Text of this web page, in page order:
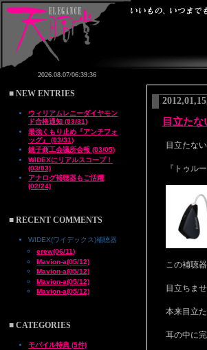
■ NEW ENTRIES
ウィリアムレニーダイヤモン
ド合格通知 (03/31)
最強くもり止め『アンチフォ
ッグ』 (03/31)
銚子商工会議所会報 (03/05)
WIDEXにリアルスコープ！
(03/03)
アナログ補聴器もご活躍
(02/24)
■ RECENT COMMENTS
WIDEX(ワイデックス)補聴器
erew(06/11)
Mavion-a(05/12)
Mavion-a(05/12)
Mavion-a(05/12)
Mavion-a(05/12)
■ CATEGORIES
モバイル特典 (5件)
目立た
目立たな
『トゥル
この補聴
目立ちま
本来目立
耳の中に